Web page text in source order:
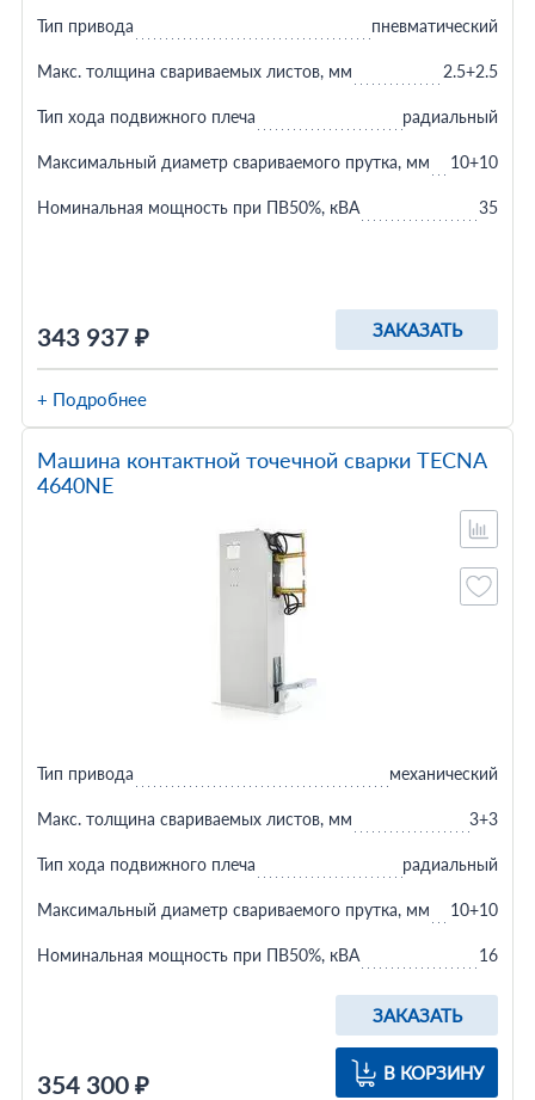
343 937 ₽ ЗАКАЗАТЬ
Тип привода пневматический
Макс. толщина свариваемых листов, мм 2.5+2.5
Тип хода подвижного плеча радиальный
Максимальный диаметр свариваемого прутка, мм 10+10
Номинальная мощность при ПВ50%, кВА 35
+ Подробнее
Машина контактной точечной сварки TECNA
4640NE
354 300 ₽
ЗАКАЗАТЬ
В КОРЗИНУ
Тип привода механический
Макс. толщина свариваемых листов, мм 3+3
Тип хода подвижного плеча радиальный
Максимальный диаметр свариваемого прутка, мм 10+10
Номинальная мощность при ПВ50%, кВА 16